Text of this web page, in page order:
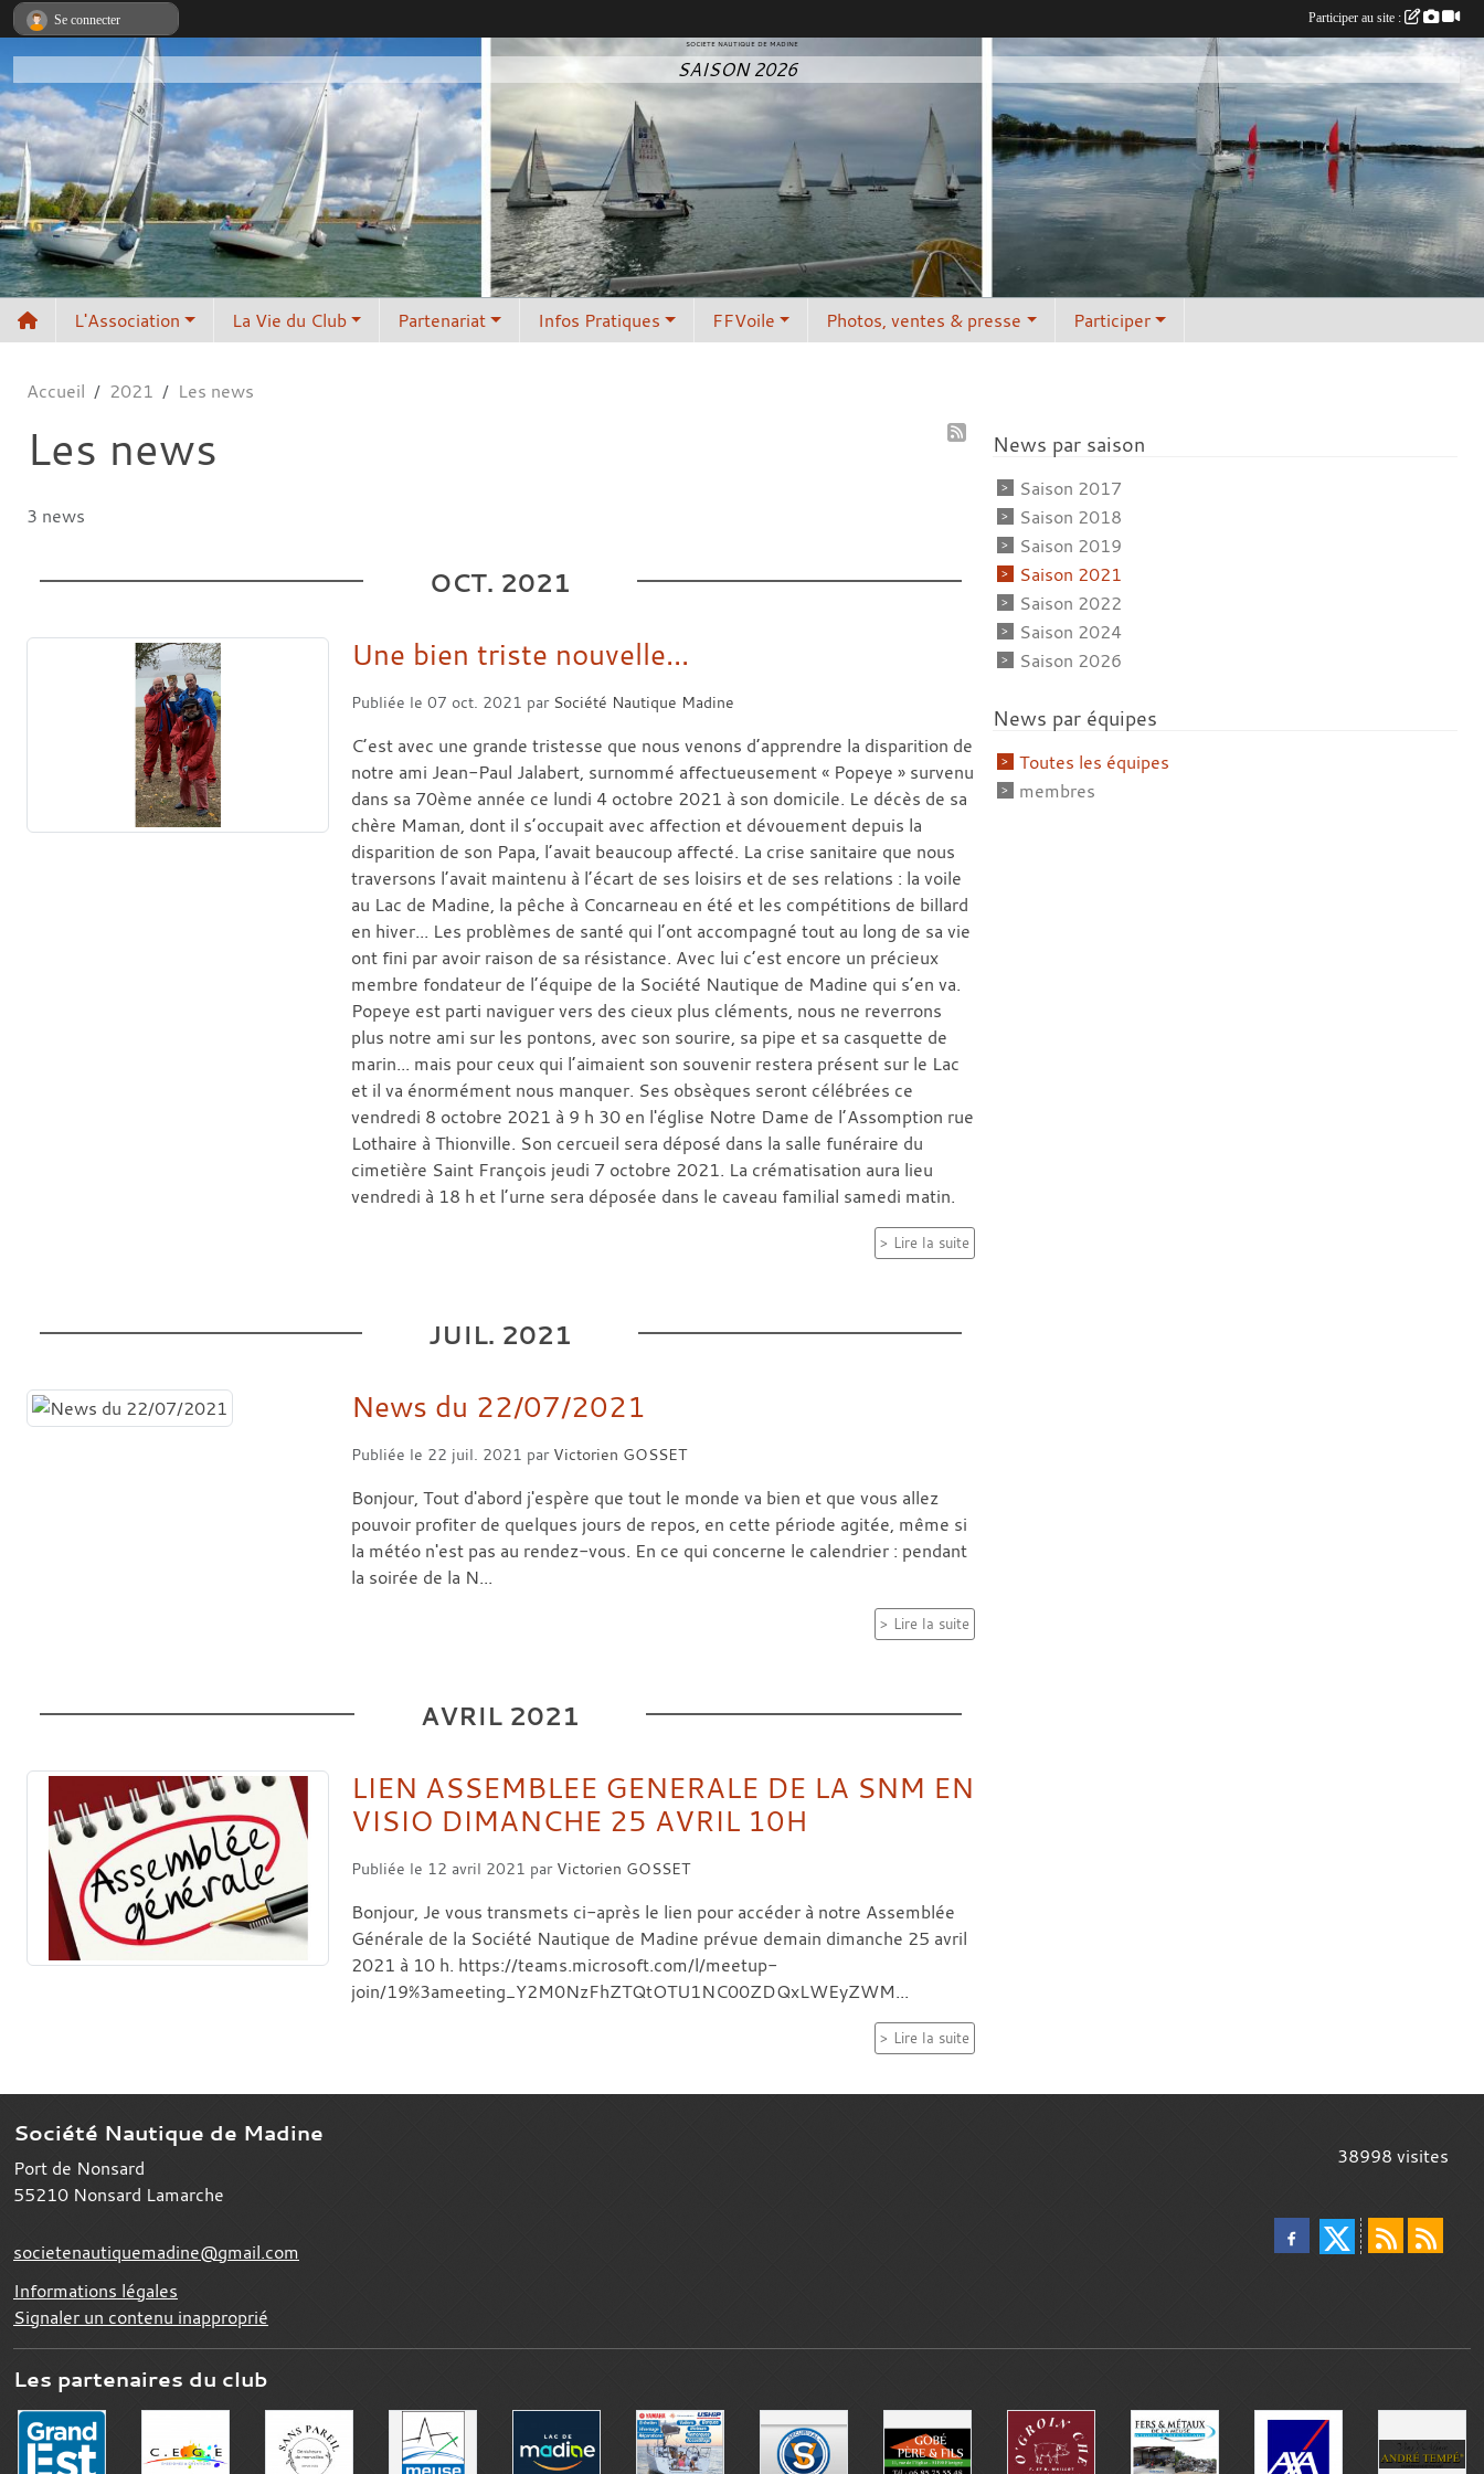
SOCIETE NAUTIQUE DE MADINE
SAISON 2026
L'Association La Vie du Club Partenariat Infos Pratiques FFVoile Photos, ventes & presse Participer
Accueil 2021 Les news
Les news
3 news
OCT. 2021
Une bien triste nouvelle...
Publiée le07 oct. 2021 par Société Nautique Madine
C’est avec une grande tristesse que nous venons d’apprendre la disparition de
notre ami Jean-Paul Jalabert, surnommé affectueusement « Popeye » survenu
dans sa 70ème année ce lundi 4 octobre 2021 à son domicile. Le décès de sa
chère Maman, dont il s’occupait avec affection et dévouement depuis la
disparition de son Papa, l’avait beaucoup affecté. La crise sanitaire que nous
traversons l’avait maintenu à l’écart de ses loisirs et de ses relations : la voile
au Lac de Madine, la pêche à Concarneau en été et les compétitions de billard
en hiver... Les problèmes de santé qui l’ont accompagné tout au long de sa vie
ont fini par avoir raison de sa résistance. Avec lui c’est encore un précieux
membre fondateur de l’équipe de la Société Nautique de Madine qui s’en va.
Popeye est parti naviguer vers des cieux plus cléments, nous ne reverrons
plus notre ami sur les pontons, avec son sourire, sa pipe et sa casquette de
marin... mais pour ceux qui l’aimaient son souvenir restera présent sur le Lac
et il va énormément nous manquer. Ses obsèques seront célébrées ce
vendredi 8 octobre 2021 à 9 h 30 en l'église Notre Dame de l’Assomption rue
Lothaire à Thionville. Son cercueil sera déposé dans la salle funéraire du
cimetière Saint François jeudi 7 octobre 2021. La crématisation aura lieu
vendredi à 18 h et l’urne sera déposée dans le caveau familial samedi matin.
Lire la suite
JUIL. 2021
News du 22/07/2021
Publiée le 22 juil. 2021 par Victorien GOSSET
Bonjour, Tout d'abord j'espère que tout le monde va bien et que vous allez
pouvoir profiter de quelques jours de repos, en cette période agitée, même si
la météo n'est pas au rendez-vous. En ce qui concerne le calendrier : pendant
la soirée de la N...
Lire la suite
AVRIL 2021
LIEN ASSEMBLEE GENERALE DE LA SNM EN
VISIO DIMANCHE 25 AVRIL 10H
Publiée le 12 avril 2021 par Victorien GOSSET
Bonjour, Je vous transmets ci-après le lien pour accéder à notre Assemblée
Générale de la Société Nautique de Madine prévue demain dimanche 25 avril
2021 à 10 h. https://teams.microsoft.com/l/meetup-
join/19%3ameeting_Y2M0NzFhZTQtOTU1NC00ZDQxLWEyZWM...
Lire la suite
News par saison
Saison 2017
Saison 2018
Saison 2019
Saison 2021
Saison 2022
Saison 2024
Saison 2026
News par équipes
Toutes les équipes
membres
Société Nautique de Madine
Port de Nonsard
55210 Nonsard Lamarche
societenautiquemadine@gmail.com
Informations légales
Signaler un contenu inapproprié
38998 visites
Les partenaires du club
Se connecter Participer au site :
Panneau de gestion des cookies